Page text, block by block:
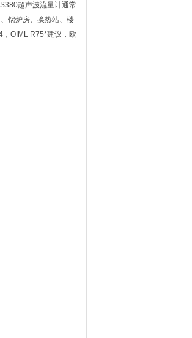
超声波流量计通常
锅炉房、换热站、楼
OIML R75*建议，欧